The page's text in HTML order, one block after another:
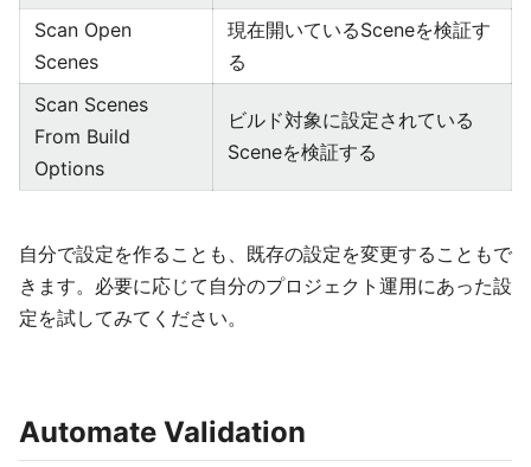
Scan Open
Scenes
現在開いているSceneを検証す
る
Scan Scenes
From Build
Options
ビルド対象に設定されている
Sceneを検証する
自分で設定を作ることも、既存の設定を変更することもで
きます。必要に応じて自分のプロジェクト運用にあった設
定を試してみてください。
Automate Validation